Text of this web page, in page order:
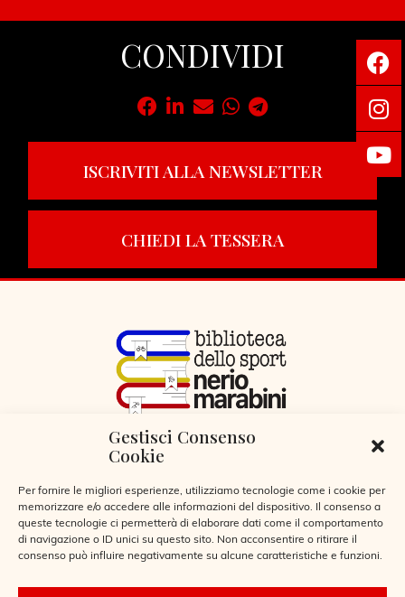
Gestisci Consenso
Cookie
Per fornire le migliori esperienze, utilizziamo tecnologie come i cookie per
memorizzare e/o accedere alle informazioni del dispositivo. Il consenso a
queste tecnologie ci permetterà di elaborare dati come il comportamento
di navigazione o ID unici su questo sito. Non acconsentire o ritirare il
consenso può influire negativamente su alcune caratteristiche e funzioni.
CONDIVIDI
ISCRIVITI ALLA NEWSLETTER
CHIEDI LA TESSERA
VIA LIBERTÀ 29, SERIATE (BG)
© 2026
CONTATTI